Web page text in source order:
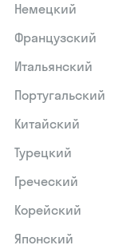
Немецкий
Французский
Итальянский
Португальский
Китайский
Турецкий
Греческий
Корейский
Японский